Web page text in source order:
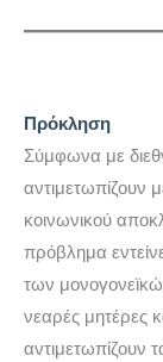
Πρόκληση
Σύμφωνα με
αντιμετωπίζουν
κοινωνικού
πρόβλημα
των
νεαρές μητέρες
αντιμετωπίζουν